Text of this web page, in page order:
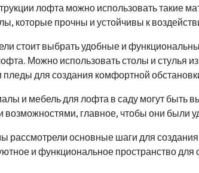
лофта можно использовать такие
которые прочны и устойчивы к
стоит выбрать удобные и
Можно использовать столы и стулья
пледы для создания комфортной
и мебель для лофта в саду могут быть
возможностями, главное, чтобы они были
рассмотрели основные шаги для
и функциональное пространство